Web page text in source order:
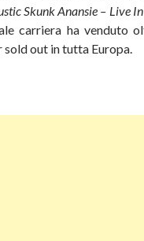
Skunk Anansie – Live
carriera ha venduto
out in tutta Europa.